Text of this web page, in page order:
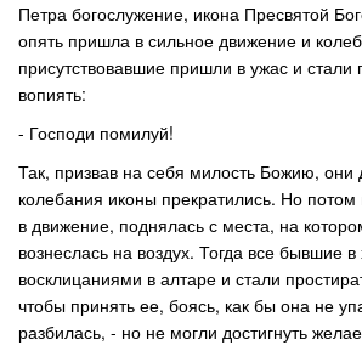
Петра богослужение, икона Пресвятой
опять пришла в сильное движение и
присутствовавшие пришли в ужас и стали
вопиять:
- Господи помилуй!
Так, призвав на себя милость Божию, они
колебания иконы прекратились. Но
в движение, поднялась с места, на
вознеслась на воздух. Тогда все бывшие
восклицаниями в алтаре и стали
чтобы принять ее, боясь, как бы она не
разбилась, - но не могли достигнуть